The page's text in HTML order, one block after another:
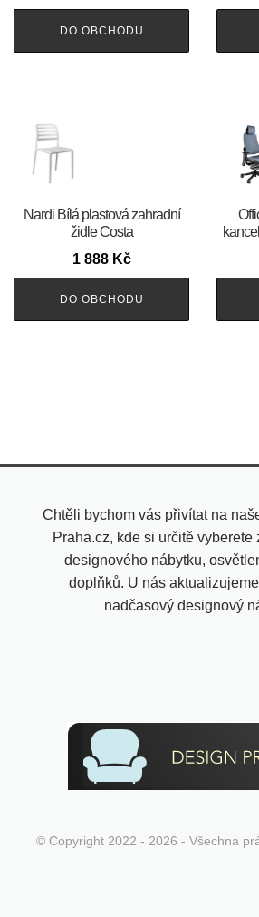
DO OBCHODU
Nardi Bílá plastová zahradní
židle Costa
1 888 Kč
DO OBCHODU
Chtěli bychom vás přivítat na
Praha.cz, kde si určitě vyberete
designového nábytku,
doplňků. U nás
nadčasový designový
© Copyright 2022 - 2026 - Všechna